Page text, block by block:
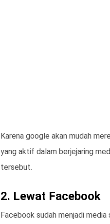
Karena google akan mudah
yang aktif dalam berjejaring
tersebut.
2. Lewat Facebook
Facebook sudah menjadi